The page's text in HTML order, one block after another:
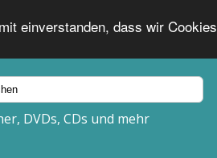
einverstanden, dass wir Cookies
DVDs, CDs und mehr